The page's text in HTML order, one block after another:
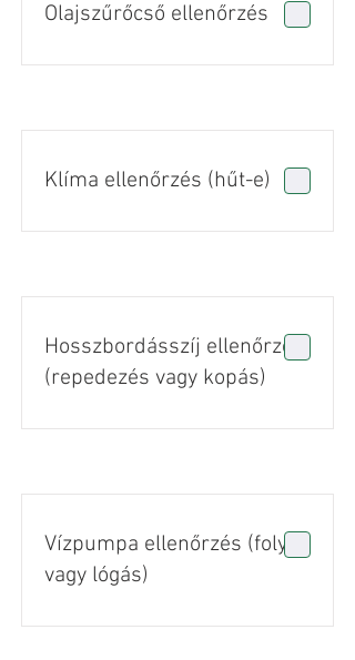
Olajszűrőcső ellenőrzés
Klíma ellenőrzés (hűt-e)
Hosszbordásszíj ellenőrzés
(repedezés vagy kopás)
Vízpumpa ellenőrzés (folyás
vagy lógás)